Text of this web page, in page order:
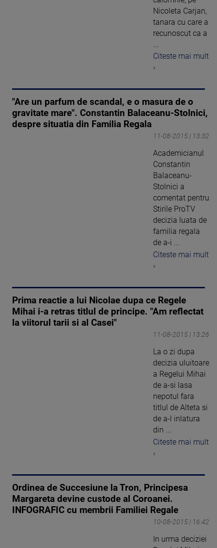
Nicoleta Carjan,
tanara cu care a
recunoscut ca a
...
Citeste mai mult
›
"Are un parfum de scandal, e o masura de o
gravitate mare". Constantin Balaceanu-Stolnici,
despre situatia din Familia Regala
11-08-2015 | 13:32
Academicianul
Constantin
Balaceanu-
Stolnici a
comentat pentru
Stirile ProTV
decizia luata de
familia regala
de a-i ...
Citeste mai mult
›
Prima reactie a lui Nicolae dupa ce Regele
Mihai i-a retras titlul de principe. "Am reflectat
la viitorul tarii si al Casei"
11-08-2015 | 13:26
La o zi dupa
decizia uluitoare
a Regelui Mihai
de a-si lasa
nepotul fara
titlul de Alteta si
de a-l inlatura
din ...
Citeste mai mult
›
Ordinea de Succesiune la Tron, Principesa
Margareta devine custode al Coroanei.
INFOGRAFIC cu membrii Familiei Regale
10-08-2015 | 16:42
In urma deciziei